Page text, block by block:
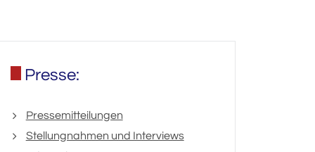
Presse:
Pressemitteilungen
Stellungnahmen und Interviews